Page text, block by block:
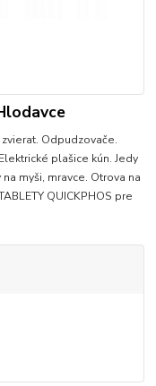
Odpudzovače.
plašice kún. Jedy
myši, mravce. Otrova na
QUICKPHOS pre